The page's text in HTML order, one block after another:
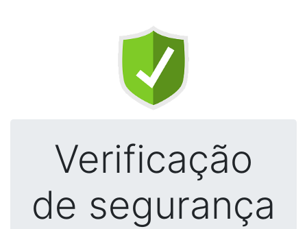
Verificação
de segurança